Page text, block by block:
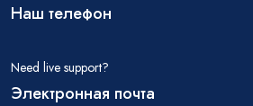
Наш телефон
Need live support?
Электронная почта